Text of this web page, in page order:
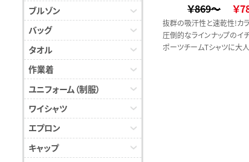
ブルゾン
バッグ
タオル
作業着
ユニフォーム（制服）
ワイシャツ
エプロン
キャップ
￥869～ ￥
抜群の吸汗性と速乾性!カラ
圧倒的なラインナップのイ
ポーツチームTシャツに大人